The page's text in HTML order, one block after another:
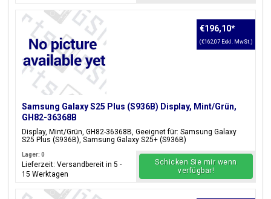
Samsung Galaxy S25 Plus (S936B) Display, Mint/Grün,
GH82-36368B
Display, Mint/Grün, GH82-36368B, Geeignet für: Samsung Galaxy
S25 Plus (S936B), Samsung Galaxy S25+ (S936B)
€196,10*
(€162,07 Exkl. MwSt.)
Lager: 0
Lieferzeit: Versandbereit in 5 -
15 Werktagen
Schicken Sie mir wenn
verfügbar!